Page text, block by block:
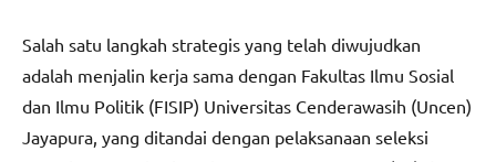
Salah satu langkah strategis yang telah diwujudkan
adalah menjalin kerja sama dengan Fakultas Ilmu Sosial
dan Ilmu Politik (FISIP) Universitas Cenderawasih (Uncen)
Jayapura, yang ditandai dengan pelaksanaan seleksi